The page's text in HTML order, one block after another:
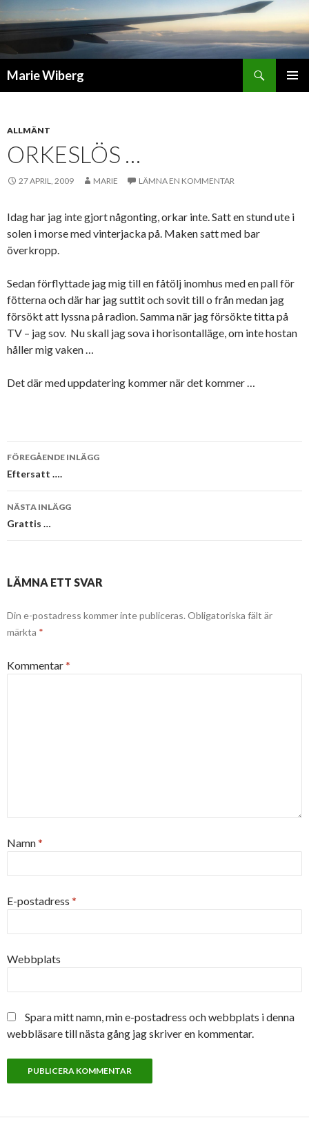
Marie Wiberg
ALLMÄNT
ORKESLÖS …
27 APRIL, 2009 MARIE LÄMNA EN KOMMENTAR
Idag har jag inte gjort någonting, orkar inte. Satt en stund ute i
solen i morse med vinterjacka på. Maken satt med bar
överkropp.
Sedan förflyttade jag mig till en fåtölj inomhus med en pall för
fötterna och där har jag suttit och sovit till o från medan jag
försökt att lyssna på radion. Samma när jag försökte titta på
TV – jag sov. Nu skall jag sova i horisontalläge, om inte hostan
håller mig vaken …
Det där med uppdatering kommer när det kommer …
Inläggsnavigering
FÖREGÅENDE INLÄGG
Eftersatt ….
NÄSTA INLÄGG
Grattis …
LÄMNA ETT SVAR
Din e-postadress kommer inte publiceras. Obligatoriska fält är
märkta *
Kommentar*
Namn*
E-postadress *
Webbplats
Spara mitt namn, min e-postadress och webbplats i denna
webbläsare till nästa gång jag skriver en kommentar.